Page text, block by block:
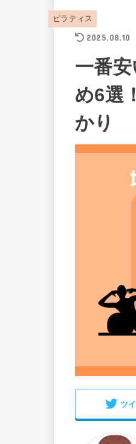
ピラティス
2025.08.10
一番
め6選
かり
ツ